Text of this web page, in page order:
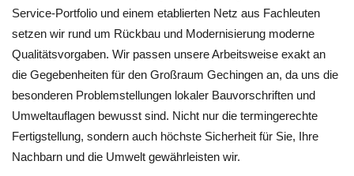
Service-Portfolio und einem etablierten Netz aus Fachleuten
setzen wir rund um Rückbau und Modernisierung moderne
Qualitätsvorgaben. Wir passen unsere Arbeitsweise exakt an
die Gegebenheiten für den Großraum Gechingen an, da uns die
besonderen Problemstellungen lokaler Bauvorschriften und
Umweltauflagen bewusst sind. Nicht nur die termingerechte
Fertigstellung, sondern auch höchste Sicherheit für Sie, Ihre
Nachbarn und die Umwelt gewährleisten wir.